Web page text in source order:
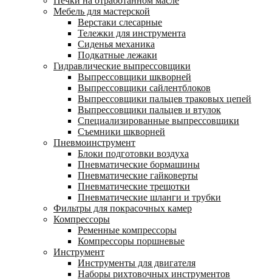
Мебель для мастерской
Верстаки слесарные
Тележки для инструмента
Сиденья механика
Подкатные лежаки
Гидравлические выпрессовщики
Выпрессовщики шкворней
Выпрессовщики сайлентблоков
Выпрессовщики пальцев траковых цепей
Выпрессовщики пальцев и втулок
Специализированные выпрессовщики
Cъемники шкворней
Пневмоинструмент
Блоки подготовки воздуха
Пневматические бормашины
Пневматические гайковерты
Пневматические трещотки
Пневматические шланги и трубки
Фильтры для покрасочных камер
Компрессоры
Ременные компрессоры
Компрессоры поршневые
Инструмент
Инструменты для двигателя
Наборы рихтовочных инструментов